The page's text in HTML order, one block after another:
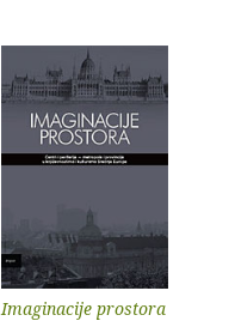
Imaginacije prostora